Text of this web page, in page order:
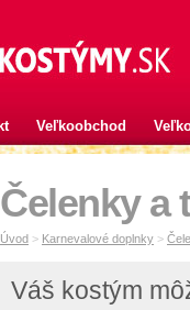
Veľkoobchod
Čelenky a
Úvod > Karnevalové doplnky >
Váš kostým